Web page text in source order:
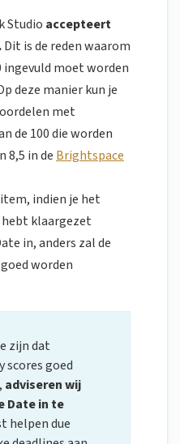
Studio accepteert
Dit is de reden waarom
ingevuld moet worden
deze manier kun je
met
de 100 die worden
8,5 in de Brightspace
indien je het
klaargezet
in, anders zal de
worden
zijn dat
goed
adviseren wij
Date in te
helpen due